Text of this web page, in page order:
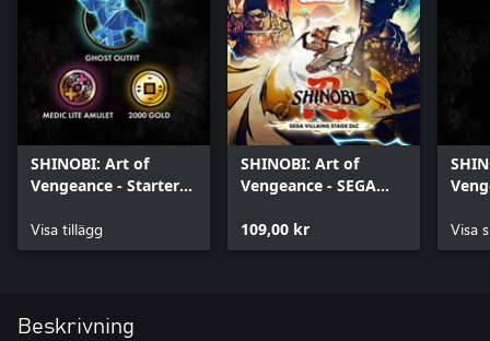
SHINOBI: Art of
Vengeance - Starter
Visa tillägg
SHINOBI: Art of
Vengeance - SEGA
109,00 kr
Visa
Beskrivning